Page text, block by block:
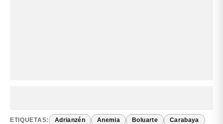
ETIQUETAS: Adrianzén Anemia Boluarte Carabaya